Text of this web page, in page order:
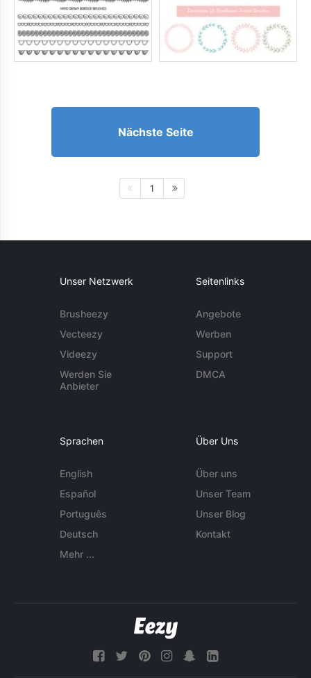
Nächste Seite
1
Unser Netzwerk
Brusheezy
Vecteezy
Videezy
Werden Sie
Anbieter
Seitenlinks
Angebote
Werben
Support
DMCA
Sprachen
English
Español
Português
Deutsch
Mehr ...
Über Uns
Über uns
Unser Team
Unser Blog
Kontakt